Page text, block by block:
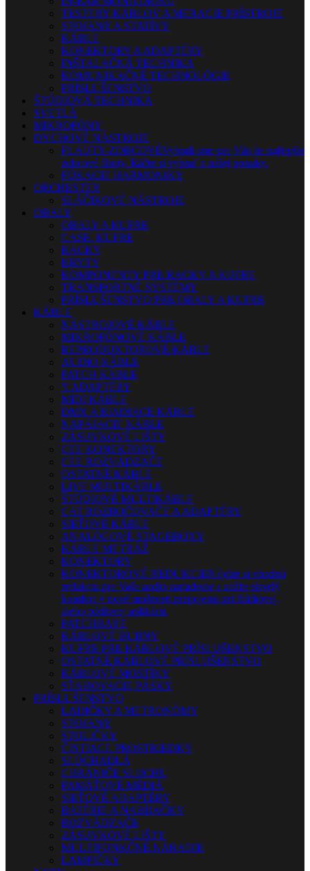
TESTERY KÁBLOV A MERACIE PRÍSTROJE
STOJANY A STATÍVY
KÁBLE
KONEKTORY A ADAPTÉRY
INŠTALAČNÁ TECHNIKA
KOMUNIKAČNÉ TECHNOLÓGIE
PRÍSLUŠENSTVO
ŠTÚDIOVÁ TECHNIKA
SVETLÁ
MIKROFÓNY
DYCHOVÉ NÁSTROJE
FLAUTY-ZOBCOVÉVybrali sme pre Vás tie najlepšie
zobcové flauty. Ráčte si vybrať z našej ponuky.
FÚKACIE HARMONIKY
ORCHESTER
SLÁČIKOVÉ NÁSTROJE
OBALY
OBALY A KUFRE
CASE, KUFRE
RACKY
KRYTY
KOMPONENTY PRE RACKY A KUFRE
TRANSPORTNÉ SYSTÉMY
PRÍSLUŠENSTVO PRE OBALY A KUFRE
KÁBLE
NÁSTROJOVÉ KÁBLE
MIKROFÓNOVÉ KÁBLE
REPRODUKTOROVÉ KÁBLE
AUDIO KÁBLE
PATCH KÁBLE
Y ADAPTÉRY
MIDI KÁBLE
DMX A RIADIACE KÁBLE
NAPÁJACIE KÁBLE
ZÁSUVKOVÉ LIŠTY
CEE KONEKTORY
CEE ROZVÁDZAČE
OSTATNÉ KÁBLE
LIVE MULTIKÁBLE
ŠTÚDIOVÉ MULTIKÁBLE
CAT ROZBOČOVAČE A ADAPTÉRY
SIEŤOVÉ KÁBLE
ANALÓGOVÉ STAGEBOXY
KÁBLE METRÁŽ
KONEKTORY
KONEKTOROVÉ REDUKCIENájdite si vhodnú
redukciu pre Vaše audio zariadenie a zažite skvelý
komfort + nové možnosti prepojenia pri štúdiovej,
alebo pódiovej aplikácii.
PATCHBAYE
KÁBLOVÉ BUBNY
KUFRE PRE KÁBLOVÉ PRÍSLUŠENSTVO
OSTATNÉ KÁBLOVÉ PRÍSLUŠENSTVO
KÁBLOVÉ MOSTÍKY
SŤAHOVACIE PÁSKY
PRÍSLUŠENSTVO
LADIČKY A METRONÓMY
STOJANY
STOLIČKY
ČISTIACE PROSTRIEDKY
SLÚCHADLÁ
CHRÁNIČE SLUCHU
PAMÄŤOVÉ MÉDIÁ
SIEŤOVÉ ADAPTÉRY
BATÉRIE A NABÍJAČKY
ROZVÁDZAČE
ZÁSUVKOVÉ LIŠTY
MULTIFUNKČNÉ NÁRADIE
LAMPIČKY